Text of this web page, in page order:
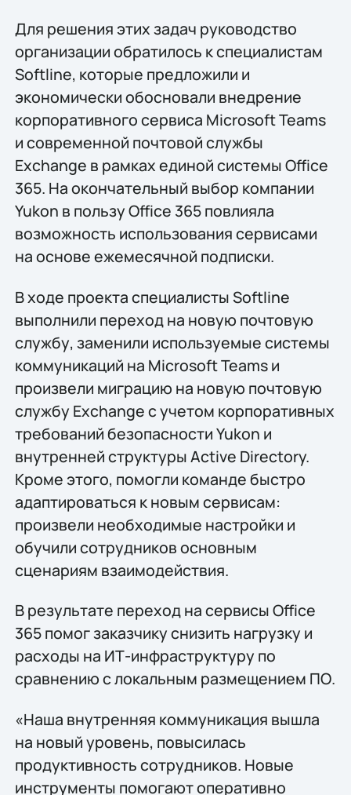
Для решения этих задач руководство
организации обратилось к специалистам
Softline, которые предложили и
экономически обосновали внедрение
корпоративного сервиса Microsoft Teams
и современной почтовой службы
Exchange в рамках единой системы Office
365. На окончательный выбор компании
Yukon в пользу Office 365 повлияла
возможность использования сервисами
на основе ежемесячной подписки.
В ходе проекта специалисты Softline
выполнили переход на новую почтовую
службу, заменили используемые системы
коммуникаций на Microsoft Teams и
произвели миграцию на новую почтовую
службу Exchange с учетом корпоративных
требований безопасности Yukon и
внутренней структуры Active Directory.
Кроме этого, помогли команде быстро
адаптироваться к новым сервисам:
произвели необходимые настройки и
обучили сотрудников основным
сценариям взаимодействия.
В результате переход на сервисы Office
365 помог заказчику снизить нагрузку и
расходы на ИТ-инфраструктуру по
сравнению с локальным размещением ПО.
«Наша внутренняя коммуникация вышла
на новый уровень, повысилась
продуктивность сотрудников. Новые
инструменты помогают оперативно